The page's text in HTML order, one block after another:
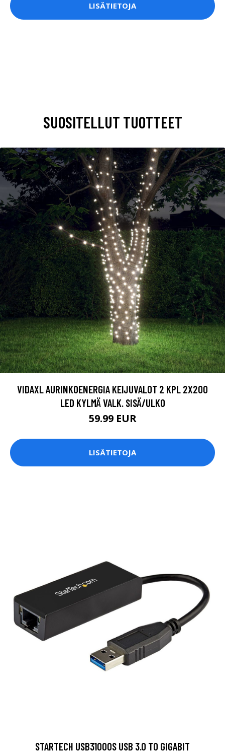
LISÄTIETOJA
SUOSITELLUT TUOTTEET
VIDAXL AURINKOENERGIA KEIJUVALOT 2 KPL 2X200
LED KYLMÄ VALK. SISÄ/ULKO
59.99 EUR
LISÄTIETOJA
STARTECH USB31000S USB 3.0 TO GIGABIT